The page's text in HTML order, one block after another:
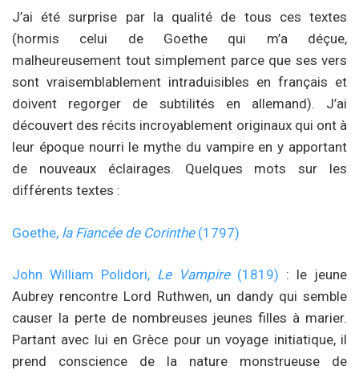
J’ai été surprise par la qualité de tous ces textes
(hormis celui de Goethe qui m’a déçue,
malheureusement tout simplement parce que ses vers
sont vraisemblablement intraduisibles en français et
doivent regorger de subtilités en allemand). J’ai
découvert des récits incroyablement originaux qui ont à
leur époque nourri le mythe du vampire en y apportant
de nouveaux éclairages. Quelques mots sur les
différents textes :
Goethe, la Fiancée de Corinthe(1797)
John William Polidori, Le Vampire(1819) : le jeune
Aubrey rencontre Lord Ruthwen, un dandy qui semble
causer la perte de nombreuses jeunes filles à marier.
Partant avec lui en Grèce pour un voyage initiatique, il
prend conscience de la nature monstrueuse de